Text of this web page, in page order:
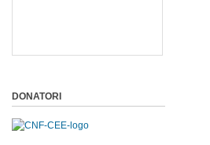
DONATORI